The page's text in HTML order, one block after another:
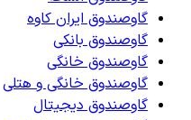
گاوصندوق ایران کاوه
گاوصندوق بانکی
گاوصندوق خانگی
گاوصندوق خانگی و هتلی
گاوصندوق دیجیتال